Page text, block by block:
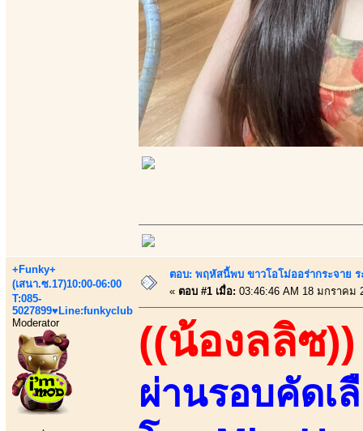
+Funky+
(เสนา.ซ.17)10:00-06:00
T:085-
5027899♥Line:funkyclub
Moderator
ตอบ: พฤหัสนี้พบ ขาวโอโม่ออร่ากระจาย
« ตอบ #1 เมื่อ: 03:46:46 AM 18 มกราคม
((น้องลลิซ))
ผ่านรอบคัดเ